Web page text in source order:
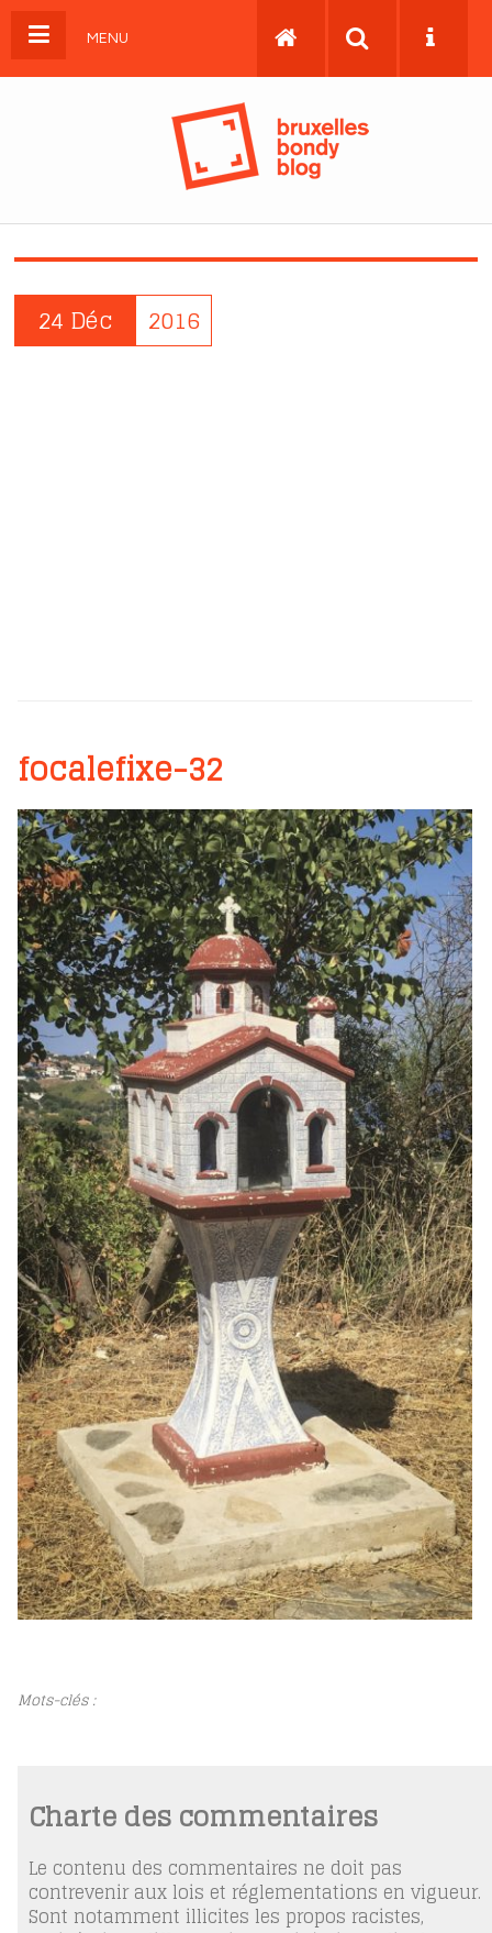
MENU
24 Déc 2016
focalefixe-32
Mots-clés :
Charte des commentaires
Le contenu des commentaires ne doit pas
contrevenir aux lois et réglementations en vigueur.
Sont notamment illicites les propos racistes,